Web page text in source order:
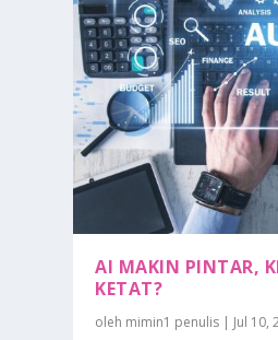
AI MAKIN PINTAR,
KETAT?
oleh mimin1 penulis | Jul 10,